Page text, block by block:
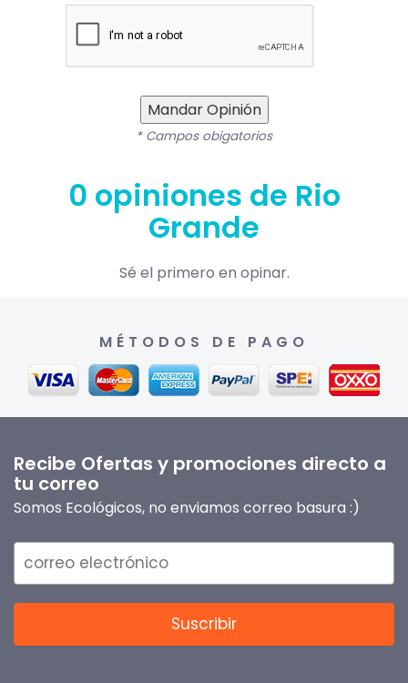
Mandar Opinión
* Campos obigatorios
0 opiniones de Rio
Grande
Sé el primero en opinar.
MÉTODOS DE PAGO
Recibe Ofertas y promociones directo a
tu correo
Somos Ecológicos, no enviamos correo basura :)